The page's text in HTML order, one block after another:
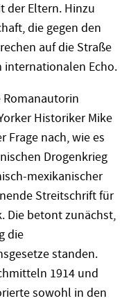
der Eltern. Hinzu
die gegen den
auf die Straße
internationalen Echo.
Romanautorin
Historiker Mike
Frage nach, wie es
Drogenkrieg
mexikanischer
Streitschrift für
Die betont zunächst,
die
standen.
1914 und
sowohl in den